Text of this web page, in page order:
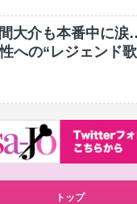
大介も本番中に涙
への“レジェンド
トップ